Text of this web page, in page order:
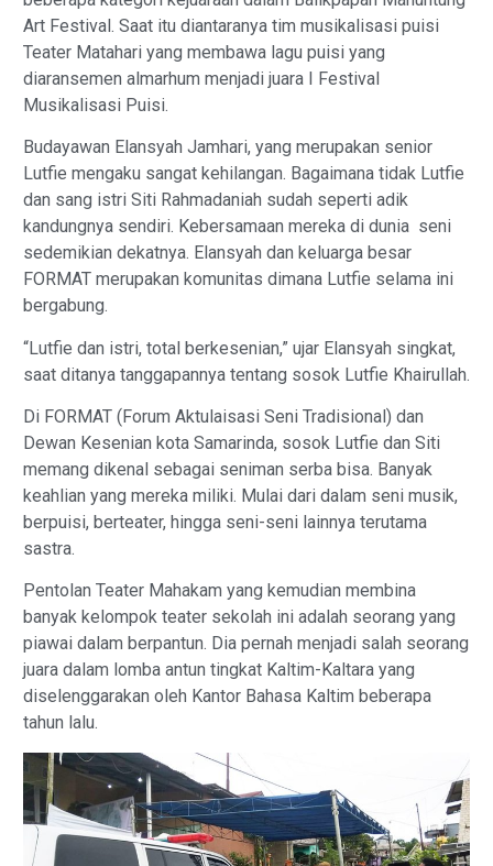
Art Festival. Saat itu diantaranya tim musikalisasi puisi
Teater Matahari yang membawa lagu puisi yang
diaransemen almarhum menjadi juara I Festival
Musikalisasi Puisi.
Budayawan Elansyah Jamhari, yang merupakan senior
Lutfie mengaku sangat kehilangan. Bagaimana tidak Lutfie
dan sang istri Siti Rahmadaniah sudah seperti adik
kandungnya sendiri. Kebersamaan mereka di dunia seni
sedemikian dekatnya. Elansyah dan keluarga besar
FORMAT merupakan komunitas dimana Lutfie selama ini
bergabung.
“Lutfie dan istri, total berkesenian,” ujar Elansyah singkat,
saat ditanya tanggapannya tentang sosok Lutfie Khairullah.
Di FORMAT (Forum Aktulaisasi Seni Tradisional) dan
Dewan Kesenian kota Samarinda, sosok Lutfie dan Siti
memang dikenal sebagai seniman serba bisa. Banyak
keahlian yang mereka miliki. Mulai dari dalam seni musik,
berpuisi, berteater, hingga seni-seni lainnya terutama
sastra.
Pentolan Teater Mahakam yang kemudian membina
banyak kelompok teater sekolah ini adalah seorang yang
piawai dalam berpantun. Dia pernah menjadi salah seorang
juara dalam lomba antun tingkat Kaltim-Kaltara yang
diselenggarakan oleh Kantor Bahasa Kaltim beberapa
tahun lalu.